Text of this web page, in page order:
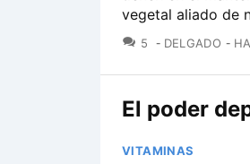
vegetal aliado de
5
COMENTARIOS
DELGADO
El poder
VITAMINAS